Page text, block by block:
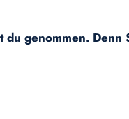
genommen. Denn